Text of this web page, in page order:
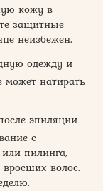
кожу в
защитные
неизбежен.
одежду и
может натирать
эпиляции
с
пилинга,
волос.